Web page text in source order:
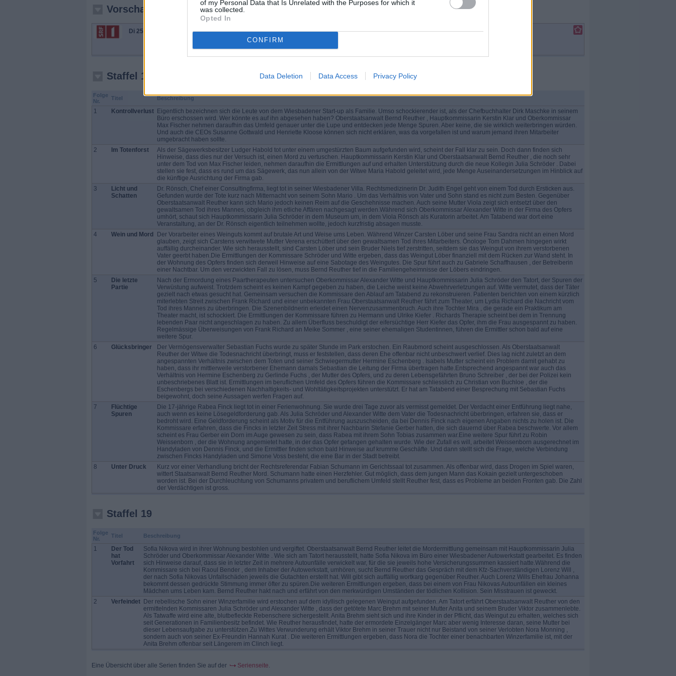
of my Personal Data that Is Unrelated with the Purposes for which it
was collected.
Opted In
CONFIRM
Data Deletion Data Access Privacy Policy
Vorschau in 3 Wochen
Di 25.8.
Der rebellische Sohn einer Winzerfamilie wird erstochen auf dem idyllisch
gelegenen Weingut aufgefunden. Am Tatort erfährt Oberstaatsanwalt Reuther
von den ermittelnden...
Staffel 17
Folge
Nr.
Titel Beschreibung
1 Kontrollverlust Eigentlich bezeichnen sich die Leute von dem Wiesbadener Start-up als Familie. Umso schockierender ist, als der Chefbuchhalter Dirk Maschke in seinem
Büro erschossen wird. Wer könnte es auf ihn abgesehen haben? Oberstaatsanwalt Bernd Reuther , Hauptkommissarin Kerstin Klar und Oberkommissar
Max Fischer nehmen daraufhin das Umfeld genauer unter die Lupe und entdecken jede Menge Spuren. Aber keine, die sie wirklich weiterbringen würden.
Und auch die CEOs Susanne Gottwald und Henriette Kloose können sich nicht erklären, was da vorgefallen ist und warum jemand ihren Mitarbeiter
umgebracht haben sollte.
2
Im Totenforst
Als der Sägewerksbesitzer Ludger Habold tot unter einem umgestürzten Baum aufgefunden wird, scheint der Fall klar zu sein. Doch dann finden sich
Hinweise, dass dies nur der Versuch ist, einen Mord zu vertuschen. Hauptkommissarin Kerstin Klar und Oberstaatsanwalt Bernd Reuther , die noch sehr
unter dem Tod von Max Fischer leiden, nehmen daraufhin die Ermittlungen auf und erhalten Unterstützung durch die neue Kollegin Julia Schröder . Dabei
stellen sie fest, dass es rund um das Sägewerk, das nun allein von der Witwe Maria Habold geleitet wird, jede Menge Auseinandersetzungen im Hinblick auf
die künftige Ausrichtung der Firma gab.
3
Licht und
Schatten
Dr. Rönsch, Chef einer Consultingfirma, liegt tot in seiner Wiesbadener Villa. Rechtsmedizinerin Dr. Judith Engel geht von einem Tod durch Ersticken aus.
Gefunden wurde der Tote kurz nach Mitternacht von seinem Sohn Mario . Um das Verhältnis von Vater und Sohn stand es nicht zum Besten. Gegenüber
Oberstaatsanwalt Reuther kann sich Mario jedoch keinen Reim auf die Geschehnisse machen. Auch seine Mutter Viola zeigt sich entsetzt über den
gewaltsamen Tod ihres Mannes, obgleich ihm etliche Affären nachgesagt werden.Während sich Oberkommissar Alexander Witte in der Firma des Opfers
umhört, schaut sich Hauptkommissarin Julia Schröder in dem Museum um, in dem Viola Rönsch als Kuratorin arbeitet. Am Tatabend war dort eine
Veranstaltung, an der Dr. Rönsch eigentlich teilnehmen wollte, jedoch kurzfristig absagen musste.
4
Wein und Mord Der Vorarbeiter eines Weinguts kommt auf brutale Art und Weise ums Leben. Während Winzer Carsten Löber und seine Frau Sandra nicht an einen Mord
glauben, zeigt sich Carstens verwitwete Mutter Verena erschüttert über den gewaltsamen Tod ihres Mitarbeiters. Önologe Tom Dahmen hingegen wirkt
auffällig durcheinander. Wie sich herausstellt, sind Carsten Löber und sein Bruder Niels tief zerstritten, seitdem sie das Weingut von ihrem verstorbenen
Vater geerbt haben.Die Ermittlungen der Kommissare Schröder und Witte ergeben, dass das Weingut Löber finanziell mit dem Rücken zur Wand steht. In
der Wohnung des Opfers finden sich derweil Hinweise auf eine Sabotage des Weingutes. Die Spur führt auch zu Gabriele Schaffhausen , der Betreiberin
einer Nachtbar. Um den verzwickten Fall zu lösen, muss Bernd Reuther tief in die Familiengeheimnisse der Löbers eindringen.
5
Die letzte
Partie
Nach der Ermordung eines Paartherapeuten untersuchen Oberkommissar Alexander Witte und Hauptkommissarin Julia Schröder den Tatort, der Spuren der
Verwüstung aufweist. Trotzdem scheint es keinen Kampf gegeben zu haben, die Leiche weist keine Abwehrverletzungen auf. Witte vermutet, dass der Täter
gezielt nach etwas gesucht hat. Gemeinsam versuchen die Kommissare den Ablauf am Tatabend zu rekonstruieren. Patienten berichten von einem kürzlich
miterlebten Streit zwischen Frank Richard und einer unbekannten Frau.Oberstaatsanwalt Reuther fährt zum Theater, um Lydia Richard die Nachricht vom
Tod ihres Mannes zu überbringen. Die Szenenbildnerin erleidet einen Nervenzusammenbruch. Auch ihre Tochter Mira , die gerade ein Praktikum am
Theater macht, ist schockiert. Die Ermittlungen der Kommissare führen zu Hermann und Ulrike Kiefer . Richards Therapie scheint bei dem in Trennung
lebenden Paar nicht angeschlagen zu haben. Zu allem Überfluss beschuldigt der eifersüchtige Herr Kiefer das Opfer, ihm die Frau ausgespannt zu haben.
Regelmässige Überweisungen von Frank Richard an Meike Sommer , eine seiner ehemaligen Studentinnen, führen die Ermittler schon bald auf eine
weitere Spur.
6
Glücksbringer
Der Vermögensverwalter Sebastian Fuchs wurde zu später Stunde im Park erstochen. Ein Raubmord scheint ausgeschlossen. Als Oberstaatsanwalt
Reuther der Witwe die Todesnachricht überbringt, muss er feststellen, dass deren Ehe offenbar nicht unbeschwert verlief. Dies lag nicht zuletzt an dem
angespannten Verhältnis zwischen dem Toten und seiner Schwiegermutter Hermine Eschenberg . Isabels Mutter scheint ein Problem damit gehabt zu
haben, dass ihr mittlerweile verstorbener Ehemann damals Sebastian die Leitung der Firma übertragen hatte.Entsprechend angespannt war auch das
Verhältnis von Hermine Eschenberg zu Gerlinde Fuchs , der Mutter des Opfers, und zu deren Lebensgefährten Bruno Schreiber , der bei der Polizei kein
unbeschriebenes Blatt ist. Ermittlungen im beruflichen Umfeld des Opfers führen die Kommissare schliesslich zu Christian von Buchloe , der die
Eschenbergs bei verschiedenen Nachhaltigkeits- und Wohltätigkeitsprojekten unterstützt. Er hat am Tatabend einer Besprechung mit Sebastian Fuchs
beigewohnt, doch seine Aussagen werfen Fragen auf.
7
Flüchtige
Spuren
Die 17-jährige Rabea Finck liegt tot in einer Ferienwohnung. Sie wurde drei Tage zuvor als vermisst gemeldet. Der Verdacht einer Entführung liegt nahe,
auch wenn es keine Lösegeldforderung gab. Als Julia Schröder und Alexander Witte dem Vater die Todesnachricht überbringen, erfahren sie, dass er
bedroht wird. Eine Geldforderung scheint als Motiv für die Entführung auszuscheiden, da bei Dennis Finck nach eigenen Angaben nichts zu holen ist. Die
Kommissare erfahren, dass die Fincks in letzter Zeit Stress mit ihrer Nachbarin Stefanie Gerber hatten, die sich dauernd über Rabea beschwerte. Vor allem
scheint es Frau Gerber ein Dorn im Auge gewesen zu sein, dass Rabea mit ihrem Sohn Tobias zusammen war.Eine weitere Spur führt zu Robin
Weissenborn , der die Wohnung angemietet hatte, in der das Opfer gefangen gehalten wurde. Wie der Zufall es will, arbeitet Weissenborn ausgerechnet im
Handyladen von Dennis Finck, und die Ermittler finden schon bald Hinweise auf krumme Geschäfte. Und dann stellt sich die Frage, welche Verbindung
zwischen Fincks Handyladen und Simone Voss besteht, die eine Bar in der Stadt betreibt.
8
Unter Druck
Kurz vor einer Verhandlung bricht der Rechtsreferendar Fabian Schumann im Gerichtssaal tot zusammen. Als offenbar wird, dass Drogen im Spiel waren,
wittert Staatsanwalt Bernd Reuther Mord. Schumann hatte einen Herzfehler. Gut möglich, dass dem jungen Mann das Kokain gezielt untergeschoben
worden ist. Bei der Durchleuchtung von Schumanns privatem und beruflichem Umfeld stellt Reuther fest, dass es Probleme an beiden Fronten gab. Die Zahl
der Verdächtigen ist gross.
Staffel 19
Folge
Nr.
Titel Beschreibung
1
Der Tod
hat
Vorfahrt
Sofia Nikova wird in ihrer Wohnung bestohlen und vergiftet. Oberstaatsanwalt Bernd Reuther leitet die Mordermittlung gemeinsam mit Hauptkommissarin Julia
Schröder und Oberkommissar Alexander Witte . Wie sich am Tatort herausstellt, hatte Sofia Nikova im Büro einer Wiesbadener Autowerkstatt gearbeitet. Es finden
sich Hinweise darauf, dass sie in letzter Zeit in mehrere Autounfälle verwickelt war, für die sie jeweils hohe Versicherungssummen kassiert hatte.Während die
Kommissare sich bei Raoul Bender , dem Inhaber der Autowerkstatt, umhören, sucht Bernd Reuther das Gespräch mit dem Kfz-Sachverständigen Lorenz Will ,
der nach Sofia Nikovas Unfallschäden jeweils die Gutachten erstellt hat. Will gibt sich auffällig wortkarg gegenüber Reuther. Auch Lorenz Wills Ehefrau Johanna
bekommt dessen gedrückte Stimmung immer öfter zu spüren.Die weiteren Ermittlungen ergeben, dass bei einem von Frau Nikovas Autounfällen ein kleines
Mädchen ums Leben kam. Bernd Reuther hakt nach und erfährt von den merkwürdigen Umständen der tödlichen Kollision. Sein Misstrauen ist geweckt.
2
Verfeindet Der rebellische Sohn einer Winzerfamilie wird erstochen auf dem idyllisch gelegenen Weingut aufgefunden. Am Tatort erfährt Oberstaatsanwalt Reuther von den
ermittelnden Kommissaren Julia Schröder und Alexander Witte , dass der getötete Marc Brehm mit seiner Mutter Anita und seinem Bruder Viktor zusammenlebte.
Als Tatwaffe wird eine alte, blutbefleckte Rebenschere sichergestellt. Anita Brehm sieht sich und ihre Kinder in der Pflicht, das Weingut zu erhalten, welches sich
seit Generationen in Familienbesitz befindet. Wie Reuther herausfindet, hatte der ermordete Einzelgänger Marc aber wenig Interesse daran, seine Mutter bei
dieser Lebensaufgabe zu unterstützen.Zu Wittes Verwunderung erhält Viktor Brehm in seiner Trauer nicht nur Beistand von seiner Verlobten Nora Monning ,
sondern auch von seiner Ex-Freundin Hannah Kurat . Die weiteren Ermittlungen ergeben, dass Nora die Tochter einer benachbarten Winzerfamilie ist, mit der
Anita Brehm offenbar seit Längerem im Clinch liegt.
Eine Übersicht über alle Serien finden Sie auf der Serienseite